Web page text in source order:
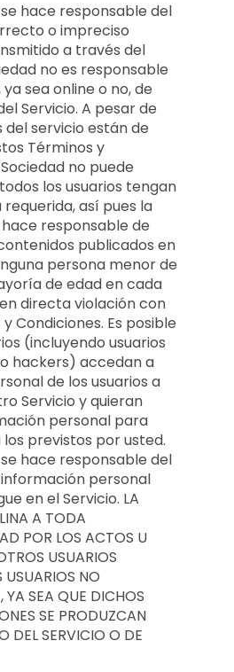
hace responsable del
o impreciso
a través del
no es responsable
sea online o no, de
Servicio. A pesar de
del servicio están de
Términos y
no puede
los usuarios tengan
así pues la
responsable de
publicados en
persona menor de
de edad en cada
directa violación con
Condiciones. Es posible
(incluyendo usuarios
hackers) accedan a
de los usuarios a
Servicio y quieran
personal para
previstos por usted.
hace responsable del
personal
en el Servicio. LA
A TODA
POR LOS ACTOS U
USUARIOS
USUARIOS NO
SEA QUE DICHOS
SE PRODUZCAN
DEL SERVICIO O DE